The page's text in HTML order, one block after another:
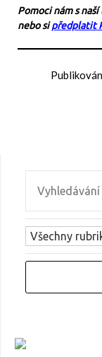
Pomoci nám s
nebo sipředplatit